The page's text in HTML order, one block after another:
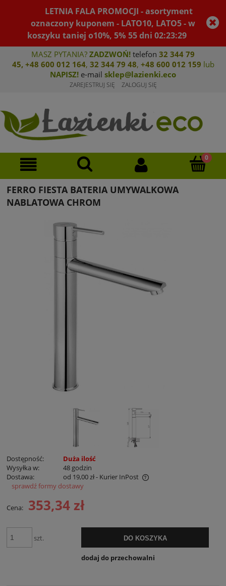
LETNIA FALA PROMOCJI - asortyment
oznaczony kuponem - LATO10, LATO5 - w
koszyku taniej o10%, 5% 55dni02:23:29
MASZ PYTANIA? ZADZWOŃ! telefon 32 344 79
45, +48 600 012 164, 32 344 79 48, +48 600 012 159 lub
NAPISZ! e-mail sklep@lazienki.eco
ZAREJESTRUJ SIĘ ZALOGUJ SIĘ
FERRO FIESTA BATERIA UMYWALKOWA
NABLATOWA CHROM
Dostępność:
Duża ilość
Wysyłka w:
48 godzin
Dostawa:
od 19,00 zł- Kurier InPost
Cena nie zawiera ewentualnych kosztów płatności
sprawdź formy dostawy
Cena: 353,34 zł
szt. DO KOSZYKA
dodaj do przechowalni